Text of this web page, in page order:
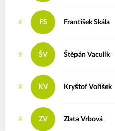
# FS FrantišekSkála
# ŠV Štěpán Vaculík
# KV Kryštof Voříšek
# ZV Zlata Vrbová